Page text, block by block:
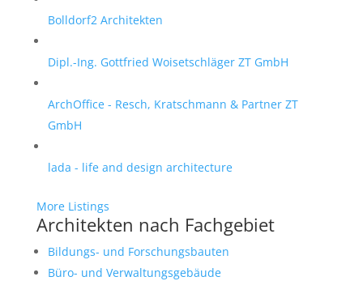
Bolldorf2 Architekten
Dipl.-Ing. Gottfried Woisetschläger ZT GmbH
ArchOffice - Resch, Kratschmann & Partner ZT
GmbH
lada - life and design architecture
More Listings
Architekten nach Fachgebiet
Bildungs- und Forschungsbauten
Büro- und Verwaltungsgebäude